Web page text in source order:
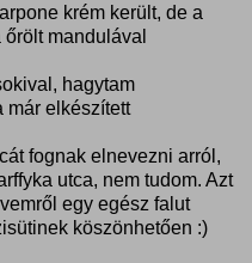
krém került, de a
mandulával
hagytam
már elkészített
fognak elnevezni arról,
utca, nem tudom. Azt
egy egész falut
köszönhetően :)